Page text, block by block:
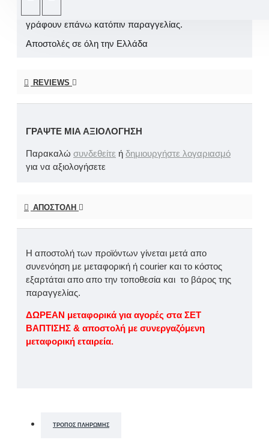
σχέδιο, χρώματα και στοιχείο όπου θέλετε να
γράφουν επάνω κατόπιν παραγγελίας.
Αποστολές σε όλη την Ελλάδα
REVIEWS
ΓΡΆΨΤΕ ΜΙΑ ΑΞΙΟΛΌΓΗΣΗ
Παρακαλώ συνδεθείτε ή δημιουργήστε λογαριασμό
για να αξιολογήσετε
ΑΠΟΣΤΟΛΉ
Η αποστολή των προϊόντων γίνεται μετά απο
συνενόηση με μεταφορική ή courier και το κόστος
εξαρτάται απο απο την τοποθεσία και το βάρος της
παραγγελίας.
ΔΩΡΕΑΝ μεταφορικά για αγορές στα ΣΕΤ
ΒΑΠΤΙΣΗΣ & αποστολή με συνεργαζόμενη
μεταφορική εταιρεία.
ΤΡΌΠΟΣ ΠΛΗΡΩΜΉΣ